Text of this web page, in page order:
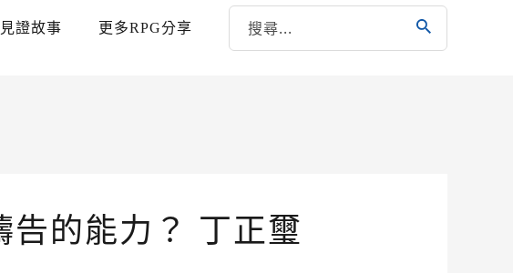
證故事 更多RPG分享
的能力？ 丁正璽